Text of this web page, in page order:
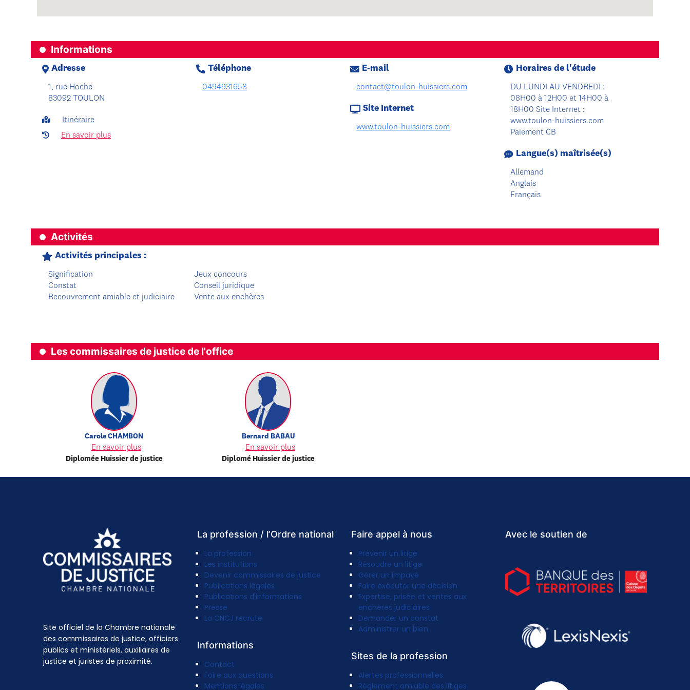
Informations
Adresse
1, rue Hoche
83092 TOULON
Itinéraire
En savoir plus
Téléphone
0494931658
E-mail
contact@toulon-huissiers.com
Site Internet
www.toulon-huissiers.com
Horaires de l'étude
DU LUNDI AU VENDREDI :
08H00 à 12H00 et 14H00 à
18H00 Site Internet :
www.toulon-huissiers.com
Paiement CB
Langue(s) maîtrisée(s)
Allemand
Anglais
Français
Activités
Activités principales :
Signification
Constat
Recouvrement amiable et judiciaire
Jeux concours
Conseil juridique
Vente aux enchères
Les commissaires de justice de l'office
Carole CHAMBON
En savoir plus
Diplomée Huissier de justice
Bernard BABAU
En savoir plus
Diplomé Huissier de justice
Site officiel de la Chambre nationale
des commissaires de justice, officiers
publics et ministériels, auxiliaires de
justice et juristes de proximité.
La profession / l’Ordre national
La profession
Les institutions
Devenir commissaires de justice
Publications légales
Publications d'informations
Presse
La CNCJ recrute
Informations
Contact
Foire aux questions
Mentions légales
Faire appel à nous
Prévenir un litige
Résoudre un litige
Gérer un impayé
Faire exécuter une décision
Expertise, prisée et ventes aux
enchères judiciaires
Demander un constat
Administrer un bien
Sites de la profession
Alertes professionnelles
Réglement amiable des litiges
Avec le soutien de